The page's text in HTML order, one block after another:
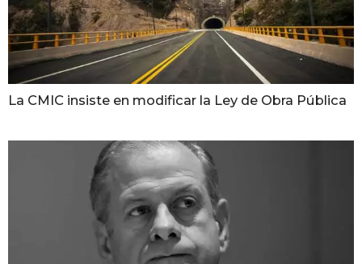
La CMIC insiste en modificar la Ley de Obra Pública